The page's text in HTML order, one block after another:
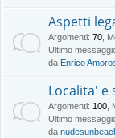
Aspetti
Argomenti: 70
Ultimo
da Enrico
Localita'
Argomenti: 100
Ultimo
da